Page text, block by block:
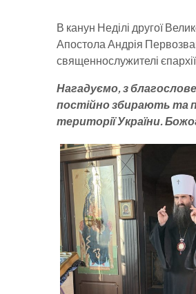
В канун Неділі другої
Апостола Андрія
священнослужителі
Нагадуємо, з
постійно збирають та
території України.